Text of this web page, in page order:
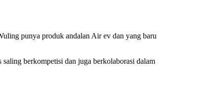
punya produk andalan Air ev dan yang baru
berkompetisi dan juga berkolaborasi dalam